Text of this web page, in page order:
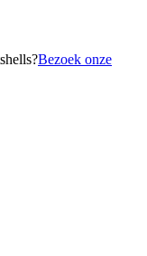
Bezoek onze